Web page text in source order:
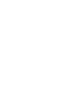
dịch sao chép